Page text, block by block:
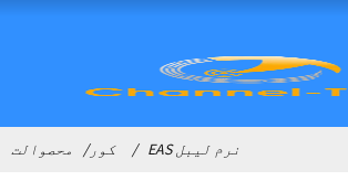
کور محصوالت EAS نرم لیبل